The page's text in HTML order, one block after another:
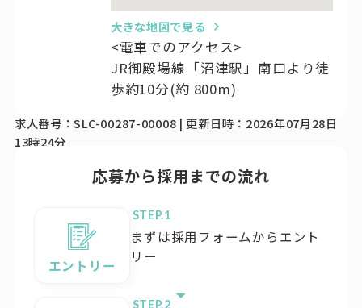
大きな地図で見る
<電車でのアクセス>
JR御殿場線「沼津駅」南口より徒
歩約10分(約 800m)
求人番号：SLC-00287-00008 | 更新日時：2026年07月28日
13時24分
応募から採用までの流れ
エントリー
STEP.
まずは採用フォームからエント
リー
STEP.